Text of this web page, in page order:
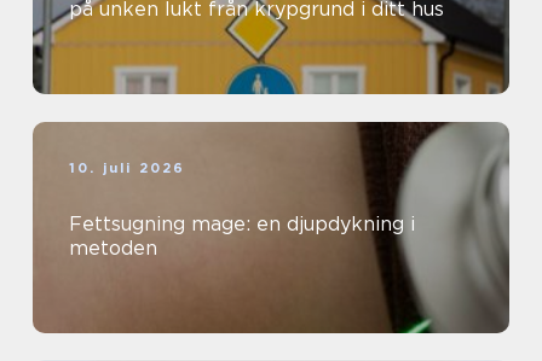
på unken lukt från krypgrund i ditt hus
10. juli 2026
Fettsugning mage: en djupdykning i
metoden